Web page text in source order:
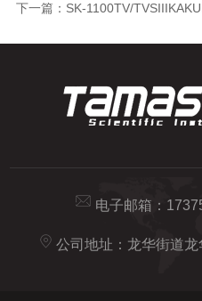
下一篇： SK-1100TV/
电子邮箱：
公司地址：龙华街道